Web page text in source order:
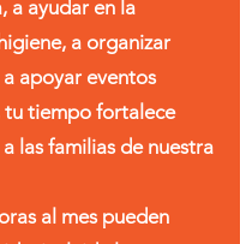
a ayudar en la
a organizar
apoyar eventos
tu tiempo fortalece
las familias de nuestra
al mes pueden